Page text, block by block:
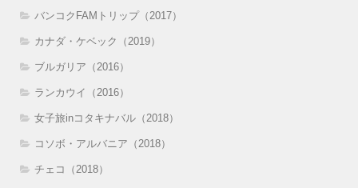
バンコクFAMトリップ（2017）
カナダ・ケベック（2019）
ブルガリア（2016）
ランカウイ（2016）
女子旅inコタキナバル（2018）
コソボ・アルバニア（2018）
チェコ（2018）